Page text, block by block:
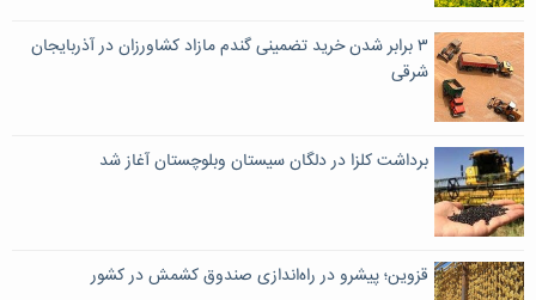
۳ برابر شدن خرید تضمینی گندم مازاد کشاورزان در آذربایجان
شرقی
برداشت کلزا در دلگان سیستان وبلوچستان آغاز شد
قزوین؛ پیشرو در راه‌اندازی صندوق کشمش در کشور